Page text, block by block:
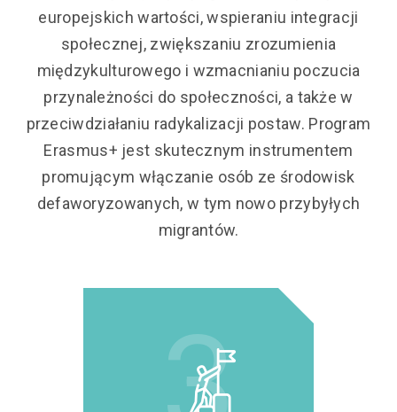
europejskich wartości, wspieraniu integracji
społecznej, zwiększaniu zrozumienia
międzykulturowego i wzmacnianiu poczucia
przynależności do społeczności, a także w
przeciwdziałaniu radykalizacji postaw. Program
Erasmus+ jest skutecznym instrumentem
promującym włączanie osób ze środowisk
defaworyzowanych, w tym nowo przybyłych
migrantów.